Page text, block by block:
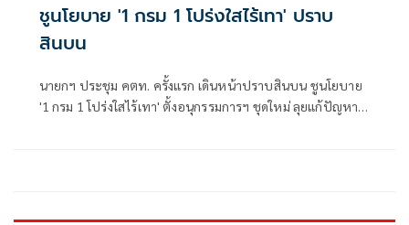
ชูนโยบาย '1 กรม 1 โปร่งใสไร้เทา' ปราบ
สินบน
นายกฯ ประชุม คตท. ครั้งแรก เดินหน้าปราบสินบน ชูนโยบาย
'1 กรม 1 โปร่งใสไร้เทา' ตั้งอนุกรรมการฯ ชุดใหม่ ลุยแก้ปัญหา